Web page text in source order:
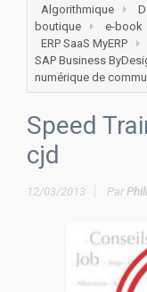
Algorithmique
boutique
e-book
ERP SaaS MyERP
SAP Business
numérique de
Speed
cjd
12/03/2013 Par